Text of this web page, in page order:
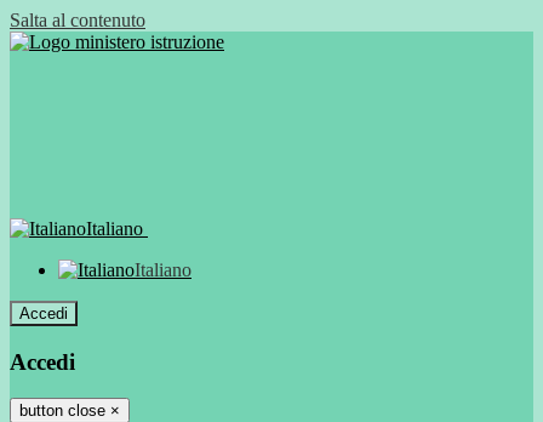
Salta al contenuto
Italiano
Italiano
Accedi
Accedi
button close ×